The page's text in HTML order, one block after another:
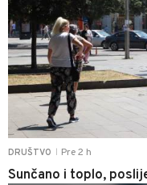
DRUŠTVO Pre 2 h
Sunčano i toplo,